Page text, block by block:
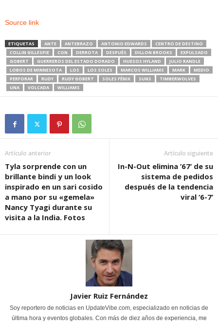
Source link
ETIQUETAS ANTE ANTEBRAZO ANTONIO EDWARDS
CENTRO DE DESTINO
COLLIN GILLESPIE
CON DERROTA DESPUÉS DILLON BROOKS
EXPULSADO
GOBERT
GUERREROS DEL ESTADO DORADO HUESOS HYLAND
JULIO RANDLE
LOBOS DE MINNESOTA
LOS LOS SOLES MARCOS WILLIAMS MARK
MEDIO
PERFORAR
RUDY RUDY GOBERT SOLES FÉNIX SUNS
TIMBERWOLVES
UNA
VOLCADA WILLIAMS
Artículo anterior
Tyla sorprende con un
brillante bindi y un look
inspirado en un sari cosido
a mano por su «gemela»
Nancy Tyagi durante su
visita a la India. Fotos
Artículo siguiente
In-N-Out elimina ’67’ de su
sistema de pedidos
después de la tendencia
viral ‘6-7’
Javier Ruiz Fernández
Soy reportero de noticias en UpdateVibe.com, especializado en noticias de
última hora y eventos globales. Con más de diez años de experiencia, me